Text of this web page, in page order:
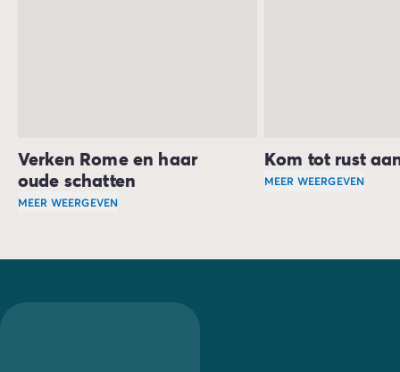
Verken Rome en haar
oude schatten
MEER WEERGEVEN
Kom tot rust
MEER WEERGEVEN